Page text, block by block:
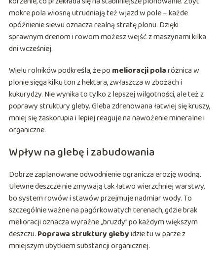
mokre pola wiosną utrudniają też wjazd w pole – każde
opóźnienie siewu oznacza realną stratę plonu. Dzięki
sprawnym drenom i rowom możesz wejść z maszynami kilka
dni wcześniej.
Wielu rolników podkreśla, że po melioracji polaróżnica w
plonie sięga kilku ton z hektara, zwłaszcza w zbożach i
kukurydzy. Nie wynika to tylko z lepszej wilgotności, ale też z
poprawy struktury gleby. Gleba zdrenowana łatwiej się kruszy,
mniej się zaskorupia i lepiej reaguje na nawożenie mineralne i
organiczne.
Wpływ na glebę i zabudowania
Dobrze zaplanowane odwodnienie ogranicza erozję wodną.
Ulewne deszcze nie zmywają tak łatwo wierzchniej warstwy,
bo system rowów i stawów przejmuje nadmiar wody. To
szczególnie ważne na pagórkowatych terenach, gdzie brak
melioracji oznacza wyraźne „bruzdy” po każdym większym
deszczu. Poprawa struktury glebyidzie tu w parze z
mniejszym ubytkiem substancji organicznej.